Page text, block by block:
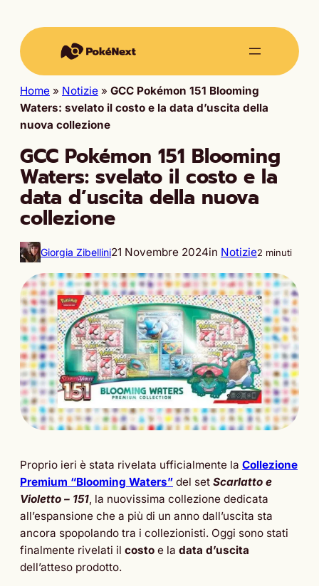
Home » Notizie » GCC Pokémon 151 Blooming
Waters: svelato il costo e la data d’uscita della
nuova collezione
GCC Pokémon 151 Blooming
Waters: svelato il costo e la
data d’uscita della nuova
collezione
Giorgia Zibellini21 Novembre 2024in Notizie2 minuti
Proprio ieri è stata rivelata ufficialmente la Collezione
Premium “Blooming Waters” del set Scarlatto e
Violetto – 151, la nuovissima collezione dedicata
all’espansione che a più di un anno dall’uscita sta
ancora spopolando tra i collezionisti. Oggi sono stati
finalmente rivelati il costo e la data d’uscita
dell’atteso prodotto.